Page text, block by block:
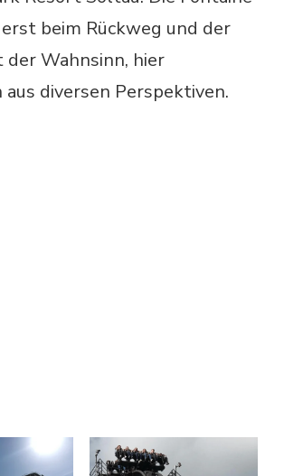
beim Rückweg und der
der Wahnsinn, hier
diversen Perspektiven.